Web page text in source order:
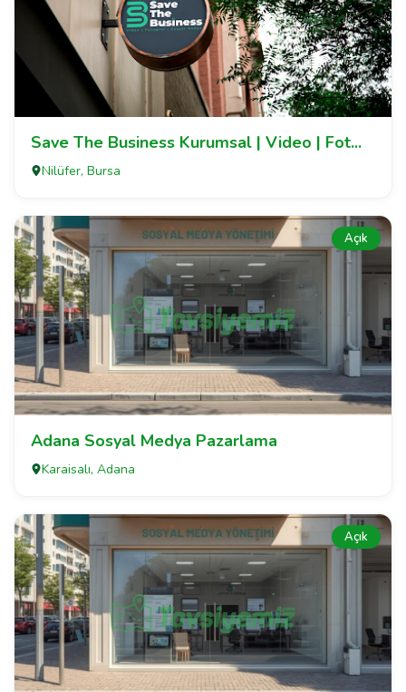
Save The Business Kurumsal | Video | Fot...
Nilüfer, Bursa
Açık
Adana Sosyal Medya Pazarlama
Karaisalı, Adana
Açık